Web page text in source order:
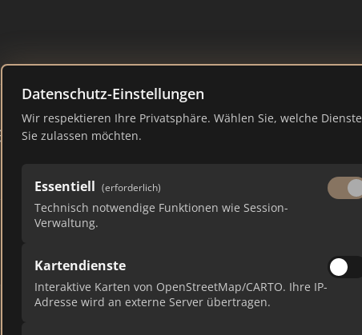
Datenschutz-Einstellungen
Wir respektieren Ihre Privatsphäre. Wählen Sie, welche Dienste
Sie zulassen möchten.
Essentiell (erforderlich)
Technisch notwendige Funktionen wie Session-
Verwaltung.
Kartendienste
Interaktive Karten von OpenStreetMap/CARTO. Ihre IP-
Adresse wird an externe Server übertragen.
Juli 2026